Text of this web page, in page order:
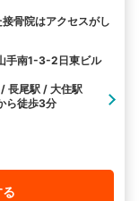
骨院はアクセスがし
手南1-3-2日東ビル
長尾駅 / 大住駅
ら徒歩3分